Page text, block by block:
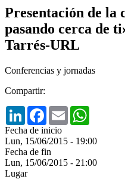
Presentación de la
pasando cerca de
Tarrés-URL
Conferencias y jornadas
Compartir:
LinkedInFacebook
Email
Fecha de inicio
Lun, 15/06/2015 - 19:00
Fecha de fin
Lun, 15/06/2015 - 21:00
Lugar